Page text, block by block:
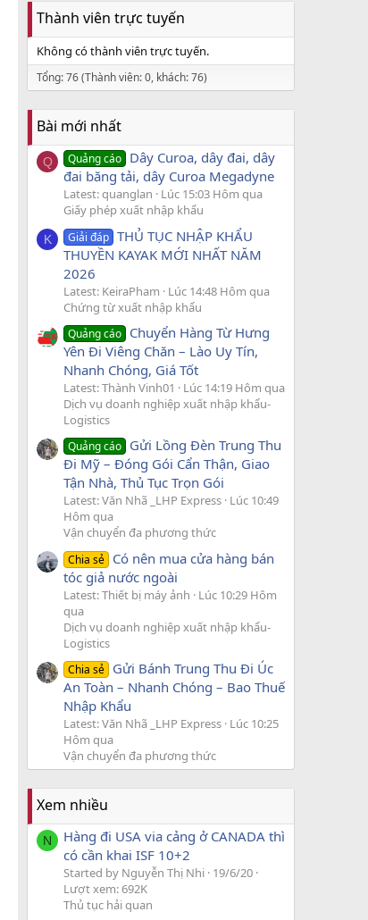
Thành viên trực tuyến
Không có thành viên trực tuyến.
Tổng: 76 (Thành viên: 0, khách: 76)
Bài mới nhất
Q Quảng cáo Dây Curoa, dây đai, dây
đai băng tải, dây Curoa Megadyne
Latest: quanglan
Lúc 15:03 Hôm qua
Giấy phép xuất nhập khẩu
K Giải đáp THỦ TỤC NHẬP KHẨU
THUYỀN KAYAK MỚI NHẤT NĂM
2026
Latest: KeiraPham
Lúc 14:48 Hôm qua
Chứng từ xuất nhập khẩu
Quảng cáo Chuyển Hàng Từ Hưng
Yên Đi Viêng Chăn – Lào Uy Tín,
Nhanh Chóng, Giá Tốt
Latest: Thành Vinh01
Lúc 14:19 Hôm qua
Dịch vụ doanh nghiệp xuất nhập khẩu-
Logistics
Quảng cáo Gửi Lồng Đèn Trung Thu
Đi Mỹ – Đóng Gói Cẩn Thận, Giao
Tận Nhà, Thủ Tục Trọn Gói
Latest: Văn Nhã _LHP Express Lúc 10:49
Hôm qua
Vận chuyển đa phương thức
Chia sẻ Có nên mua cửa hàng bán
tóc giả nước ngoài
Latest: Thiết bị máy ảnh
Lúc 10:29 Hôm
qua
Dịch vụ doanh nghiệp xuất nhập khẩu-
Logistics
Chia sẻ Gửi Bánh Trung Thu Đi Úc
An Toàn – Nhanh Chóng – Bao Thuế
Nhập Khẩu
Latest: Văn Nhã _LHP Express Lúc 10:25
Hôm qua
Vận chuyển đa phương thức
Xem nhiều
N
Hàng đi USA via cảng ở CANADA thì
có cần khai ISF 10+2
Started by Nguyễn Thị Nhi 19/6/20
Lượt xem: 692K
Thủ tục hải quan